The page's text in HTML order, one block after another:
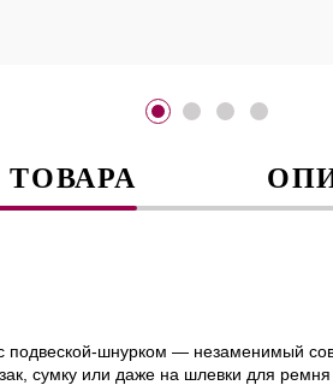
подвеской-шнурком — незаменимый
сумку или даже на шлевки для